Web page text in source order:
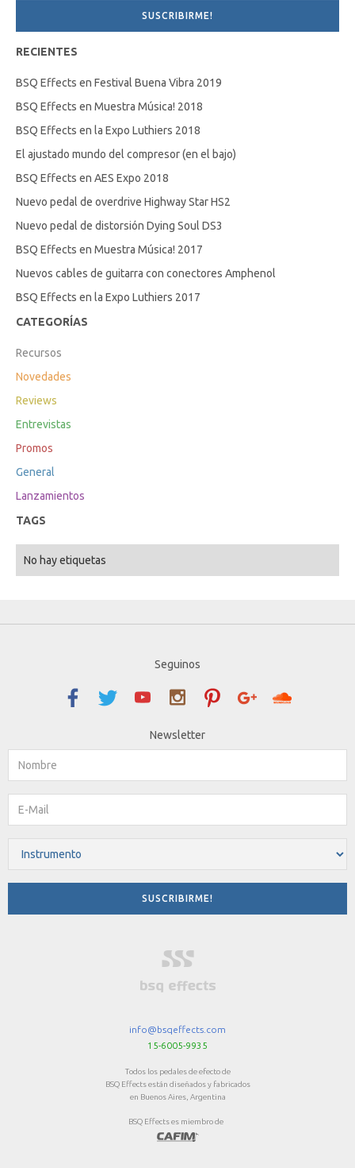
RECIENTES
BSQ Effects en Festival Buena Vibra 2019
BSQ Effects en Muestra Música! 2018
BSQ Effects en la Expo Luthiers 2018
El ajustado mundo del compresor (en el bajo)
BSQ Effects en AES Expo 2018
Nuevo pedal de overdrive Highway Star HS2
Nuevo pedal de distorsión Dying Soul DS3
BSQ Effects en Muestra Música! 2017
Nuevos cables de guitarra con conectores Amphenol
BSQ Effects en la Expo Luthiers 2017
CATEGORÍAS
Recursos
Novedades
Reviews
Entrevistas
Promos
General
Lanzamientos
TAGS
No hay etiquetas
Seguinos
Newsletter
info@bsqeffects.com
15-6005-9935
Todos los pedales de efecto de
BSQ Effects están diseñados y fabricados
en Buenos Aires, Argentina
BSQ Effects es miembro de